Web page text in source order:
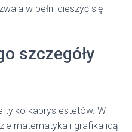
w pełni cieszyć się
szczegóły
tylko kaprys estetów. W
matematyka i grafika idą